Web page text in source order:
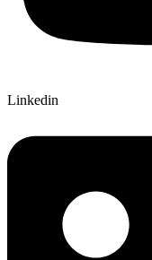
Linkedin